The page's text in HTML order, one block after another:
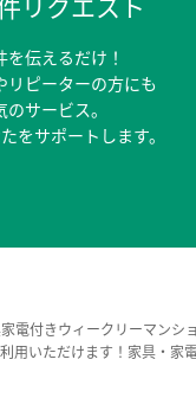
を伝えるだけ！
リピーターの方にも
のサービス。
をサポートします。
電付きウィークリーマンシ
用いただけます！家具・家